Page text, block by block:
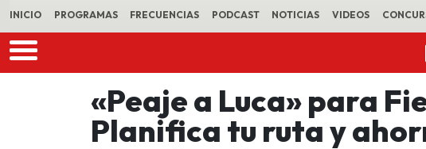
INICIO PROGRAMAS FRECUENCIAS PODCAST NOTICIAS VIDEOS
«Peaje a Luca» para
Planifica tu ruta y